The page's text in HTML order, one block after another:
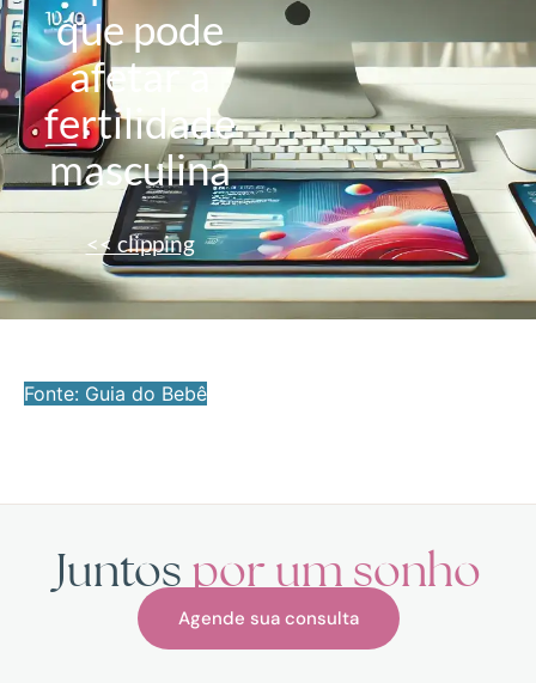
que pode
afetar a
fertilidade
masculina
<< clipping
Fonte: Guia do Bebê
Juntos por um sonho
Agende sua consulta